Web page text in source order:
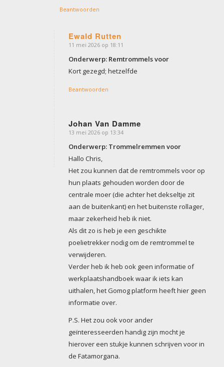
Beantwoorden
Ewald Rutten
zegt:
11 mei 2026 op 18:11
Onderwerp: Remtrommels voor
Kort gezegd; hetzelfde
Beantwoorden
Johan Van Damme
zegt:
13 mei 2026 op 13:34
Onderwerp: Trommelremmen voor
Hallo Chris,
Het zou kunnen dat de remtrommels voor op
hun plaats gehouden worden door de
centrale moer (die achter het dekseltje zit
aan de buitenkant) en het buitenste rollager,
maar zekerheid heb ik niet.
Als dit zo is heb je een geschikte
poelietrekker nodig om de remtrommel te
verwijderen.
Verder heb ik heb ook geen informatie of
werkplaatshandboek waar ik iets kan
uithalen, het Gomog platform heeft hier geen
informatie over.
P.S. Het zou ook voor ander
geïnteresseerden handig zijn mocht je
hierover een stukje kunnen schrijven voor in
de Fatamorgana.